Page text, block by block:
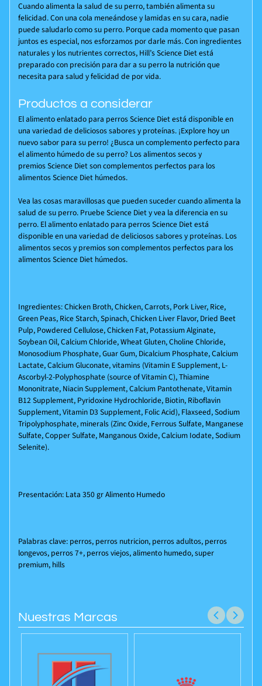
Cuando alimenta la salud de su perro, también alimenta su
felicidad. Con una cola meneándose y lamidas en su cara, nadie
puede saludarlo como su perro. Porque cada momento que pasan
juntos es especial, nos esforzamos por darle más. Con ingredientes
naturales y los nutrientes correctos, Hill’sScience Dietestá
preparado con precisión para dar a su perro la nutrición que
necesita para salud y felicidad de por vida.
Productos a considerar
El alimento enlatado para perrosScience Dietestá disponible en
una variedad de deliciosos sabores y proteínas. ¡Explore hoy un
nuevo sabor para su perro! ¿Busca un complemento perfecto para
el alimento húmedo de su perro? Los alimentos secos y
premiosScience Dietson complementos perfectos para los
alimentosScience Diet húmedos.
Vea las cosas maravillosas que pueden suceder cuando alimenta la
salud de su perro. PruebeScience Diety vea la diferencia en su
perro. El alimento enlatado para perrosScience Dietestá
disponible en una variedad de deliciosos sabores y proteínas. Los
alimentos secos y premios son complementos perfectos para los
alimentosScience Diet húmedos.
Ingredientes:Chicken Broth, Chicken, Carrots, Pork Liver, Rice,
Green Peas, Rice Starch, Spinach, Chicken Liver Flavor, Dried Beet
Pulp, Powdered Cellulose, Chicken Fat, Potassium Alginate,
Soybean Oil, Calcium Chloride, Wheat Gluten, Choline Chloride,
Monosodium Phosphate, Guar Gum, Dicalcium Phosphate, Calcium
Lactate, Calcium Gluconate, vitamins (Vitamin E Supplement, L-
Ascorbyl-2-Polyphosphate (source of Vitamin C), Thiamine
Mononitrate, Niacin Supplement, Calcium Pantothenate, Vitamin
B12 Supplement, Pyridoxine Hydrochloride, Biotin, Riboflavin
Supplement, Vitamin D3 Supplement, Folic Acid), Flaxseed, Sodium
Tripolyphosphate, minerals (Zinc Oxide, Ferrous Sulfate, Manganese
Sulfate, Copper Sulfate, Manganous Oxide, Calcium Iodate, Sodium
Selenite).
Presentación: Lata 350 gr Alimento Humedo
Palabras clave: perros, perros nutricion, perros adultos, perros
longevos, perros 7+, perros viejos, alimento humedo, super
premium, hills
Nuestras Marcas